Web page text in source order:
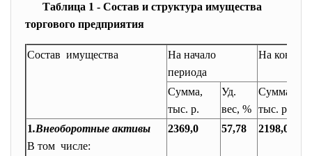
Таблица 1 - Состав и структура имущества
торгового предприятия
Состав имущества
На начало
периода
На конец
Сумма,
тыс. р.
Уд.
вес, %
Сумма,
тыс. р.
1.Внеоборотные активы
В том числе:
2369,0 57,78 2198,0